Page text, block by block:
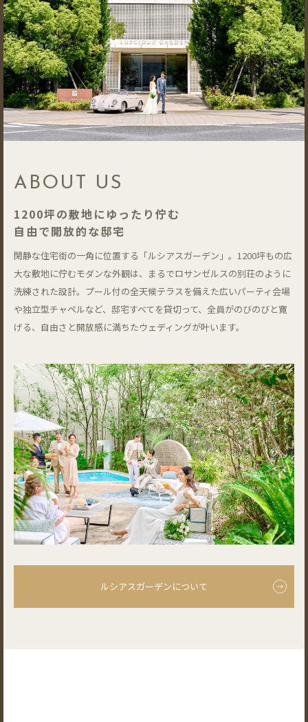
ABOUT US
1200坪の敷地にゆったり佇む
自由で開放的な邸宅
閑静な住宅街の一角に位置する「ルシアスガーデン」。1200坪もの広
大な敷地に佇むモダンな外観は、まるでロサンゼルスの別荘のように
洗練された設計。プール付の全天候テラスを備えた広いパーティ会場
や独立型チャペルなど、邸宅すべてを貸切って、全員がのびのびと寛
げる、自由さと開放感に満ちたウェディングが叶います。
ルシアスガーデンについて